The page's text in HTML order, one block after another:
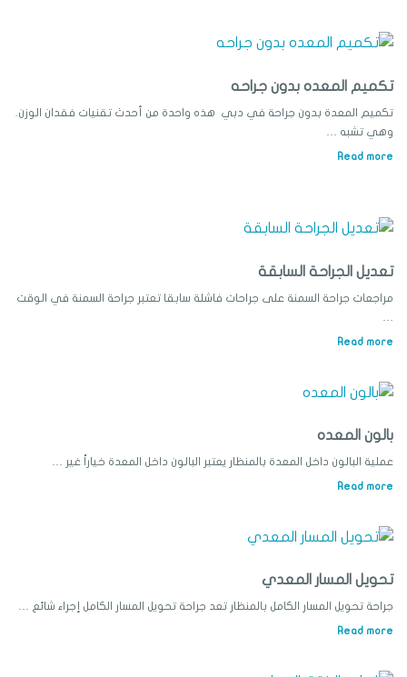
تكميم المعده بدون جراحه
تكميم المعدة بدون جراحة في دبي هذه واحدة من أحدث تقنيات فقدان الوزن.
وهي تشبه …
Read more
تحويل المسار المعدي
جراحة تحويل المسار الكامل بالمنظار تعد جراحة تحويل المسار الكامل إجراء شائع …
Read more
تعديل الجراحة السابقة
مراجعات جراحة السمنة على جراحات فاشلة سابقا تعتبر جراحة السمنة في الوقت
…
Read more
بالون المعده
عملية البالون داخل المعدة بالمنظار يعتبر البالون داخل المعدة خياراً غير …
Read more